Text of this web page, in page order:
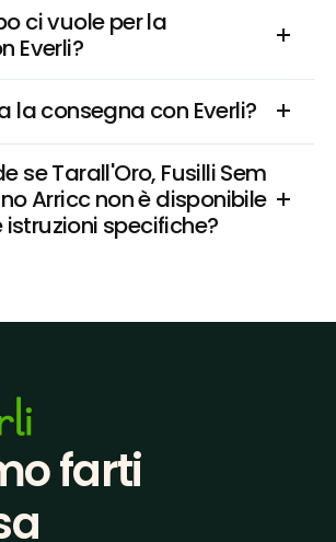
ci vuole per la
Everli?
la consegna con Everli?
se Tarall'Oro, Fusilli Sem
Arricc non è disponibile
specifiche?
farti